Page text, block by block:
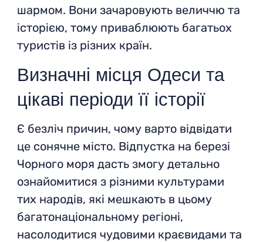
шармом. Вони зачаровують величчю та
історією, тому приваблюють багатьох
туристів із різних країн.
Визначні місця Одеси та
цікаві періоди її історії
Є безліч причин, чому варто відвідати
це сонячне місто. Відпустка на березі
Чорного моря дасть змогу детально
ознайомитися з різними культурами
тих народів, які мешкають в цьому
багатонаціональному регіоні,
насолодитися чудовими краєвидами та